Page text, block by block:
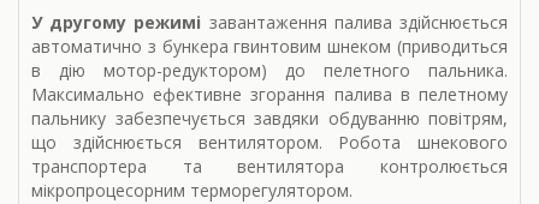
У другому режимі завантаження палива здійснюється
автоматично з бункера гвинтовим шнеком (приводиться
в дію мотор-редуктором) до пелетного пальника.
Максимально ефективне згорання палива в пелетному
пальнику забезпечується завдяки обдуванню повітрям,
що здійснюється вентилятором. Робота шнекового
транспортера та вентилятора контролюється
мікропроцесорним терморегулятором.